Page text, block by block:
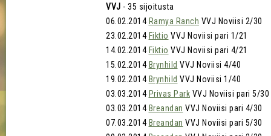
VVJ - 35 sijoitusta
06.02.2014 Ramya Ranch VVJ Noviisi 2/30
23.02.2014 Fiktio VVJ Noviisi pari 1/21
14.02.2014 Fiktio VVJ Noviisi pari 4/21
15.02.2014 Brynhild VVJ Noviisi 4/40
19.02.2014 Brynhild VVJ Noviisi 1/40
03.03.2014 Privas Park VVJ Noviisi pari 5/30
03.03.2014 Breandan VVJ Noviisi pari 4/30
07.03.2014 Breandan VVJ Noviisi pari 5/30